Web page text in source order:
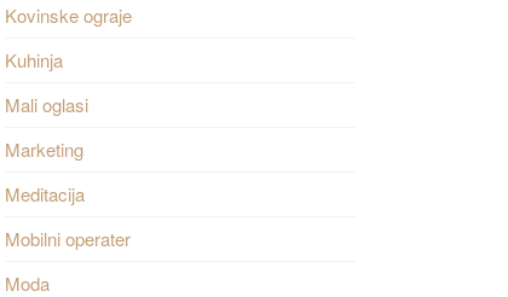
Kovinske ograje
Kuhinja
Mali oglasi
Marketing
Meditacija
Mobilni operater
Moda